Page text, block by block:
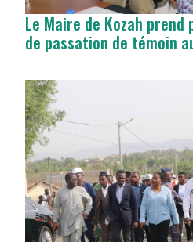
Le Maire de Kozah
de passation de témoin